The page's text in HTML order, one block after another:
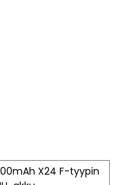
X24 F-tyypin